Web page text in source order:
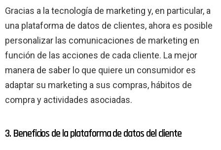
Gracias a la tecnología de marketing y, en particular, a
una plataforma de datos de clientes, ahora es posible
personalizar las comunicaciones de marketing en
función de las acciones de cada cliente. La mejor
manera de saber lo que quiere un consumidor es
adaptar su marketing a sus compras, hábitos de
compra y actividades asociadas.
3. Beneficios de la plataforma de datos del cliente